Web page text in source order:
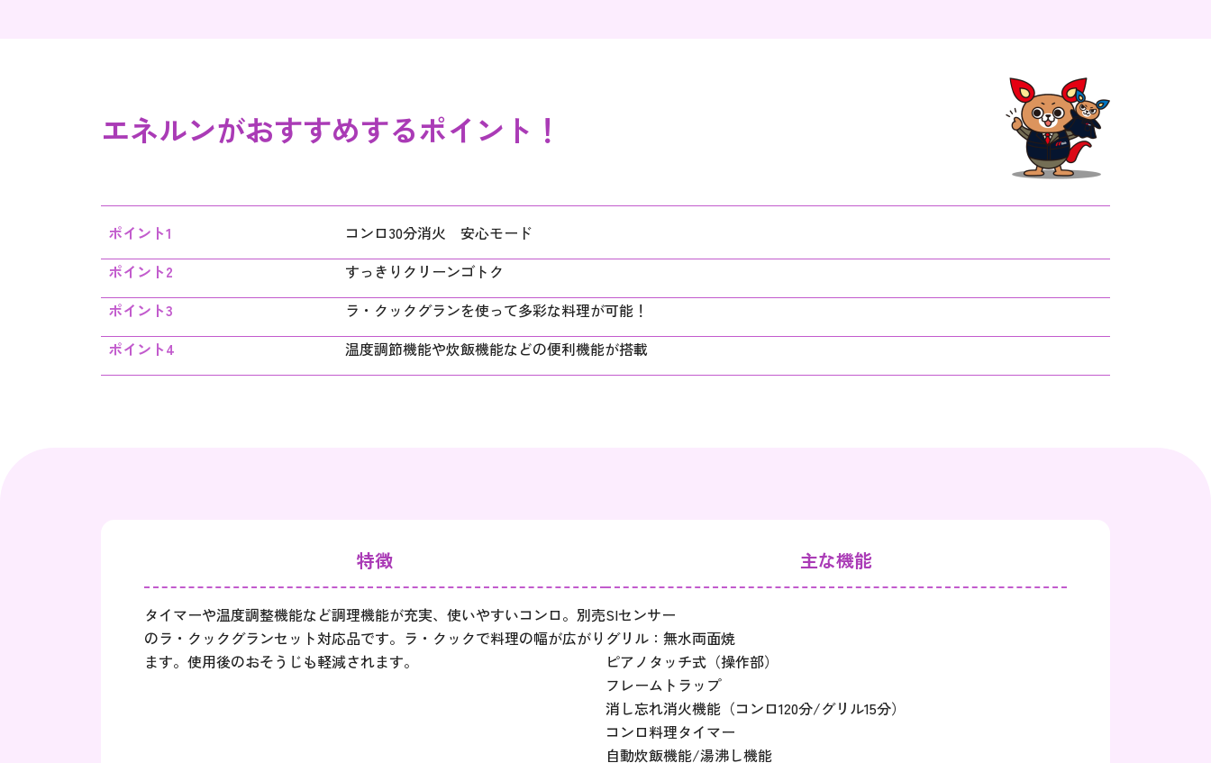
エネルンがおすすめするポイント！
ポイント1
コンロ30分消火 安心モード
ポイント2
すっきりクリーンゴトク
ポイント3
ラ・クックグランを使って多彩な料理が可能！
ポイント4
温度調節機能や炊飯機能などの便利機能が搭載
特徴
タイマーや温度調整機能など調理機能が充実、使いやすいコンロ。別売
のラ・クックグランセット対応品です。ラ・クックで料理の幅が広がり
ます。使用後のおそうじも軽減されます。
主な機能
SIセンサー
グリル：無水両面焼
ピアノタッチ式（操作部）
フレームトラップ
消し忘れ消火機能（コンロ120分/グリル15分）
コンロ料理タイマー
自動炊飯機能/湯沸し機能